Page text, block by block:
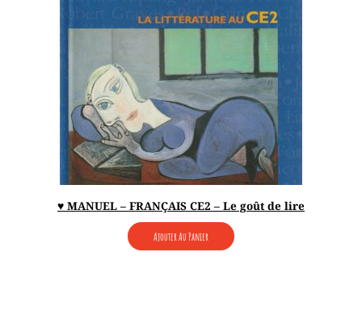
♥ MANUEL – FRANÇAIS CE2 – Le goût de lire
Ajouter Au Panier